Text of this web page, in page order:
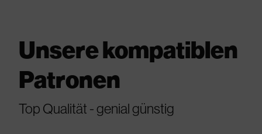
Unsere kompatiblen
Patronen
Top Qualität - genial günstig